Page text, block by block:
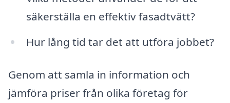
säkerställa en effektiv fasadtvätt?
Hur lång tid tar det att utföra jobbet?
Genom att samla in information och
jämföra priser från olika företag för